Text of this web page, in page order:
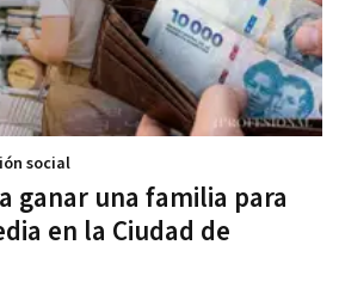
ganar una familia para
en la Ciudad de
social